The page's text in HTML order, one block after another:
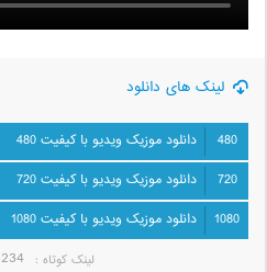
لینک های دانلود
480
دانلود موزیک ویدیو با کیفیت 480
720
دانلود موزیک ویدیو با کیفیت 720
1080
دانلود موزیک ویدیو با کیفیت 1080
لینک کوتاه‌ :